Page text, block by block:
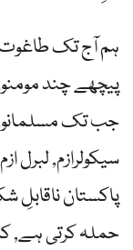
ہم آج تک
پیچھے چند
جب تک
سیکولرازم, لبرل
پاکستان ناقابلِ
حملہ کرتی ہے,